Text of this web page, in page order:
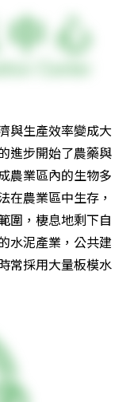
與生產效率變成大
進步開始了農藥與
農業區內的生物多
在農業區中生存，
圍，棲息地剩下自
水泥產業，公共建
常採用大量板模水